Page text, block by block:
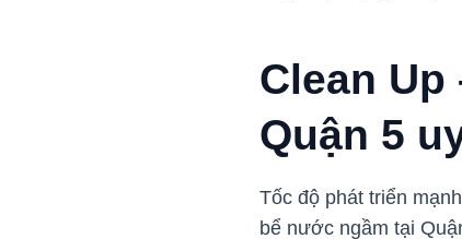
Clean
Quận 5
Tốc độ phát triển
bể nước ngầm tại